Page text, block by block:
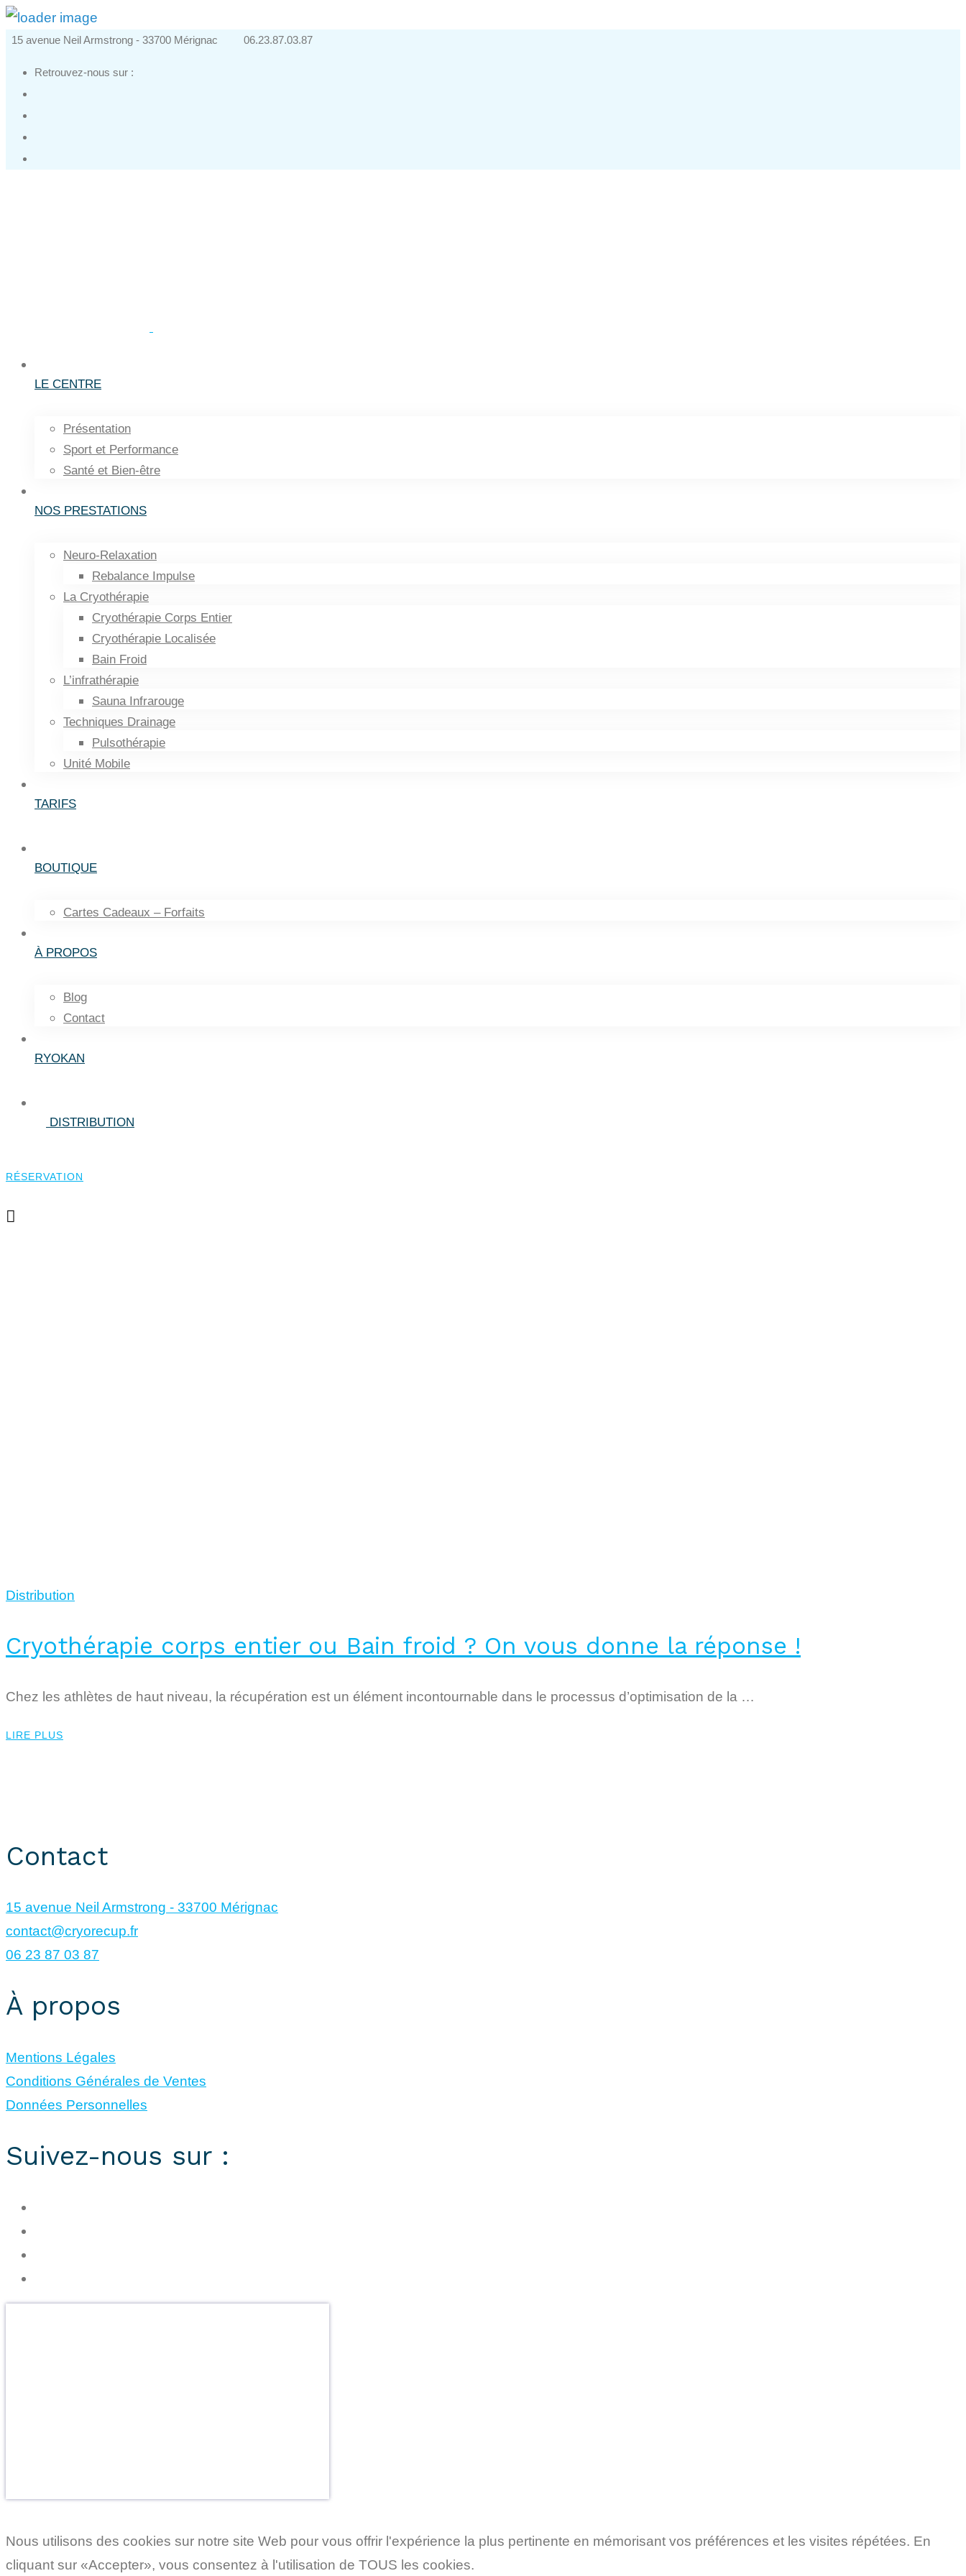
15 avenue Neil Armstrong - 33700 Mérignac 06.23.87.03.87
Retrouvez-nous sur :
LE CENTRE
Présentation
Sport et Performance
Santé et Bien-être
NOS PRESTATIONS
Neuro-Relaxation
Rebalance Impulse
La Cryothérapie
Cryothérapie Corps Entier
Cryothérapie Localisée
Bain Froid
L’infrathérapie
Sauna Infrarouge
Techniques Drainage
Pulsothérapie
Unité Mobile
TARIFS
BOUTIQUE
Cartes Cadeaux – Forfaits
À PROPOS
Blog
Contact
RYOKAN
DISTRIBUTION
RÉSERVATION
Distribution
Cryothérapie corps entier ou Bain froid ? On vous donne la réponse !
Chez les athlètes de haut niveau, la récupération est un élément incontournable dans le processus d’optimisation de la …
LIRE PLUS
Contact
15 avenue Neil Armstrong - 33700 Mérignac
contact@cryorecup.fr
06 23 87 03 87
À propos
Mentions Légales
Conditions Générales de Ventes
Données Personnelles
Suivez-nous sur :
Nous utilisons des cookies sur notre site Web pour vous offrir l'expérience la plus pertinente en mémorisant vos préférences et les visites répétées. En
cliquant sur «Accepter», vous consentez à l'utilisation de TOUS les cookies.